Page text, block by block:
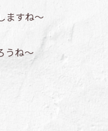
ますね～
うね～